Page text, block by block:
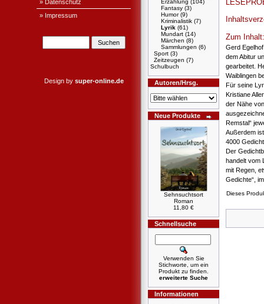
» Datenschutz
» Impressum
Design by super-online.de
Erzählung (104)
Fantasy (3)
Humor(9)
Kriminalistik (7)
Lyrik (61)
Mundart (14)
Märchen (8)
Sammlungen (6)
Sport (3)
Zeitzeugen (7)
Schulbuch
Autoren/Hrsg.
Neue Produkte
Sehnsuchtsort
Roman
11,80 €
Schnellsuche
Verwenden Sie
Stichworte, um ein
Produkt zu finden.
erweiterte Suche
Informationen
Zum Inhalt:
Gerd
dem Abitur
gearbeitet.
Waiblingen
Für seine
Kristiane
der Nähe
Remstal“
Außerdem
4000
Der
handelt vom
mit Regen,
Gedichte“,
Dieses